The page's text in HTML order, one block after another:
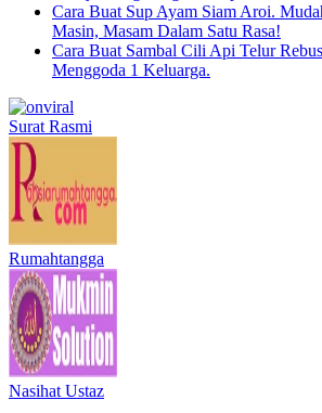
Cara Buat Sup Ayam Siam Aroi.
Masin, Masam Dalam Satu Rasa!
Cara Buat Sambal Cili Api Telur
Menggoda 1 Keluarga.
Surat Rasmi
Rumahtangga
Nasihat Ustaz